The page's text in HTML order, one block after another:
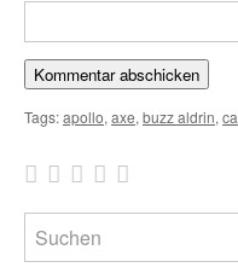
Tags:apollo, axe, buzz aldrin,